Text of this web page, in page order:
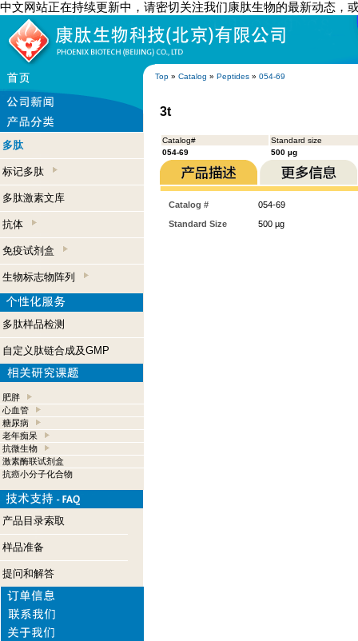
中文网站正在持续更新中，请密切关注我们康肽生物的最新动态，
Top » Catalog » Peptides » 054-69
多肽
标记多肽
多肽激素文库
抗体
免疫试剂盒
生物标志物阵列
多肽样品检测
自定义肽链合成及GMP
肥胖
心血管
糖尿病
老年痴呆
抗微生物
激素酶联试剂盒
抗癌小分子化合物
产品目录索取
样品准备
提问和解答
3t
Catalog#
Standard size
054-69
500 µg
Catalog #
054-69
Standard Size
500 µg